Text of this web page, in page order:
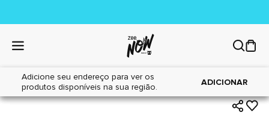
Adicione seu endereço para ver os
produtos disponíveis na sua região.
ADICIONAR
Home|Cães|Alimentos